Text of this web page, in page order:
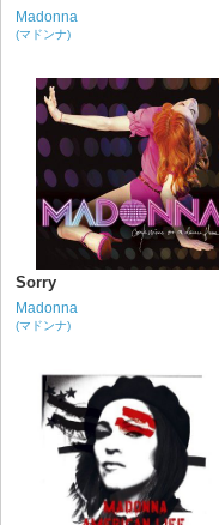
Madonna
(マドンナ)
Sorry
Madonna
(マドンナ)